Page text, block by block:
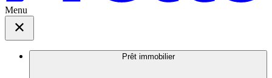
Menu
Prêt immobilier